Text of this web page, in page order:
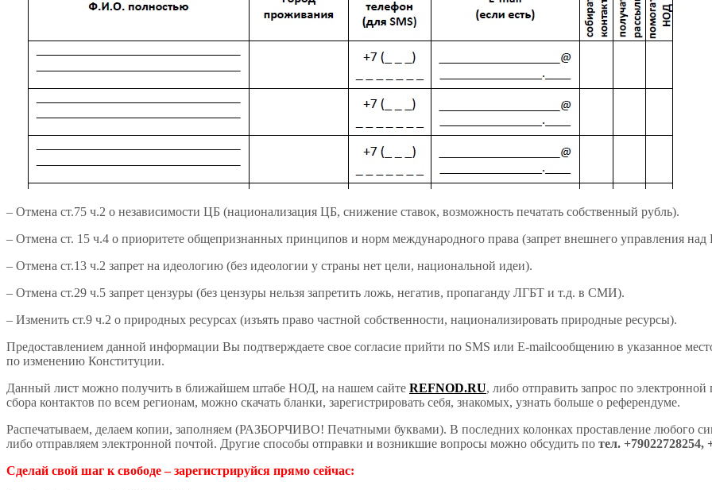
– Отмена ст.75 ч.2 о независимости ЦБ (национализация ЦБ, снижение ставок, возможность печатать собственный рубль).
– Отмена ст. 15 ч.4 о приоритете общепризнанных принципов и норм международного права (запрет внешнего управления над
– Отмена ст.13 ч.2 запрет на идеологию (без идеологии у страны нет цели, национальной идеи).
– Отмена ст.29 ч.5 запрет цензуры (без цензуры нельзя запретить ложь, негатив, пропаганду ЛГБТ и т.д. в СМИ).
– Изменить ст.9 ч.2 о природных ресурсах (изъять право частной собственности, национализировать природные ресурсы).
Предоставлением данной информации Вы подтверждаете свое согласие прийти по SMS или E-mailсообщению в указанное
по изменению Конституции.
Данный лист можно получить в ближайшем штабе НОД, на нашем сайте REFNOD.RU, либо отправить запрос по электронной
сбора контактов по всем регионам, можно скачать бланки, зарегистрировать себя, знакомых, узнать больше о референдуме.
Распечатываем, делаем копии, заполняем (РАЗБОРЧИВО! Печатными буквами). В последних колонках проставление любого
либо отправляем электронной почтой. Другие способы отправки и возникшие вопросы можно обсудить по тел. +79022728254,
Сделай свой шаг к свободе – зарегистрируйся прямо сейчас: